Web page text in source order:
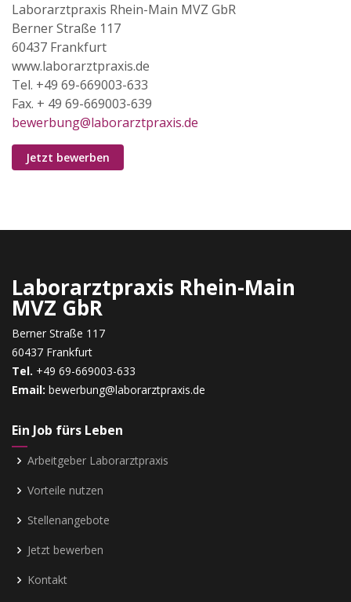
Laborarztpraxis Rhein-Main MVZ GbR
Berner Straße 117
60437 Frankfurt
www.laborarztpraxis.de
Tel. +49 69-669003-633
Fax. + 49 69-669003-639
bewerbung@laborarztpraxis.de
Jetzt bewerben
Laborarztpraxis Rhein-Main
MVZ GbR
Berner Straße 117
60437 Frankfurt
Tel. +49 69-669003-633
Email: bewerbung@laborarztpraxis.de
Ein Job fürs Leben
Arbeitgeber Laborarztpraxis
Vorteile nutzen
Stellenangebote
Jetzt bewerben
Kontakt